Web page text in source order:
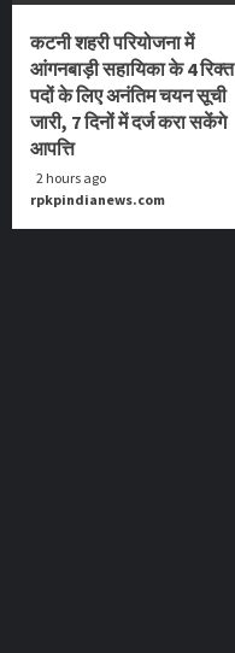
कटनी शहरी परियोजना में
आंगनबाड़ी सहायिका के 4 रिक्‍त
पदों के लिए अनंतिम चयन सूची
जारी, 7 दिनों में दर्ज करा सकेंगे
आपत्ति
2 hours ago
rpkpindianews.com